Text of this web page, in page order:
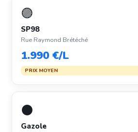
🟣
SP98
Rue Raymond Brétéché
1.990 €/L
PRIX MOYEN
⚫
Gazole